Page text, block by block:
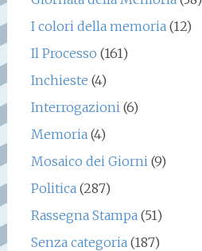
I colori della memoria(12)
Il Processo (161)
Inchieste (4)
Interrogazioni(6)
Memoria(4)
Mosaico dei Giorni(9)
Politica(287)
Rassegna Stampa(51)
Senza categoria(187)